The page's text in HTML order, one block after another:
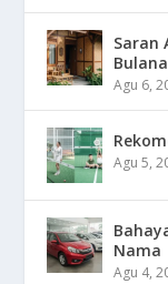
Saran
Agu 6,
Agu 5,
Nama
Agu 4,